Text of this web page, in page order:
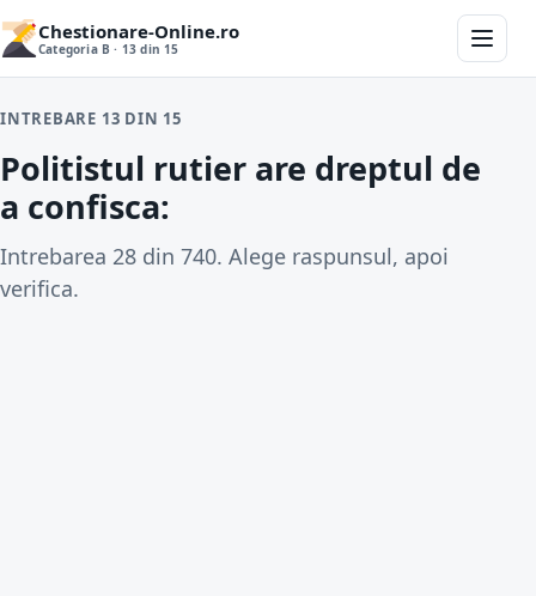
Chestionare-Online.ro
Categoria B · 13 din 15
INTREBARE 13 DIN 15
Politistul rutier are dreptul de
a confisca:
Intrebarea 28 din 740. Alege raspunsul, apoi
verifica.